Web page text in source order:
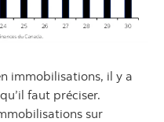
immobilisations, il y a
faut préciser.
sur